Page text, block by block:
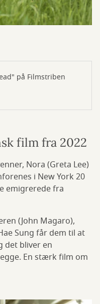
på Filmstriben
film fra 2022
Nora (Greta Lee)
i New York 20
emigrerede fra
(John Magaro),
Sung får dem til at
det bliver en
En stærk film om